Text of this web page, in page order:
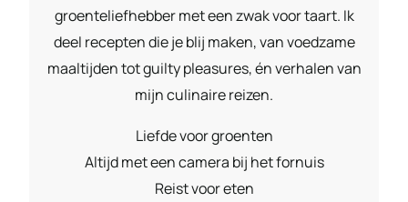
groenteliefhebber met een zwak voor taart. Ik
deel recepten die je blij maken, van voedzame
maaltijden tot guilty pleasures, én verhalen van
mijn culinaire reizen.
Liefde voor groenten
Altijd met een camera bij het fornuis
Reist voor eten